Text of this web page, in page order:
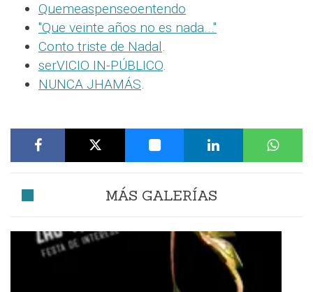
Quemeaspenseoentendo
"Que veinte años no es nada..."
Conto triste de Nadal.
serVICIO IN-PÚBLICO.
NUNCA JHAMÁS.
MÁS GALERÍAS